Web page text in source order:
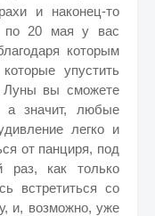
и наконец-то
по 20 мая у вас
которым
упустить
вы сможете
а значит, любые
легко и
от панциря, под
раз, как только
встретиться со
и, возможно, уже